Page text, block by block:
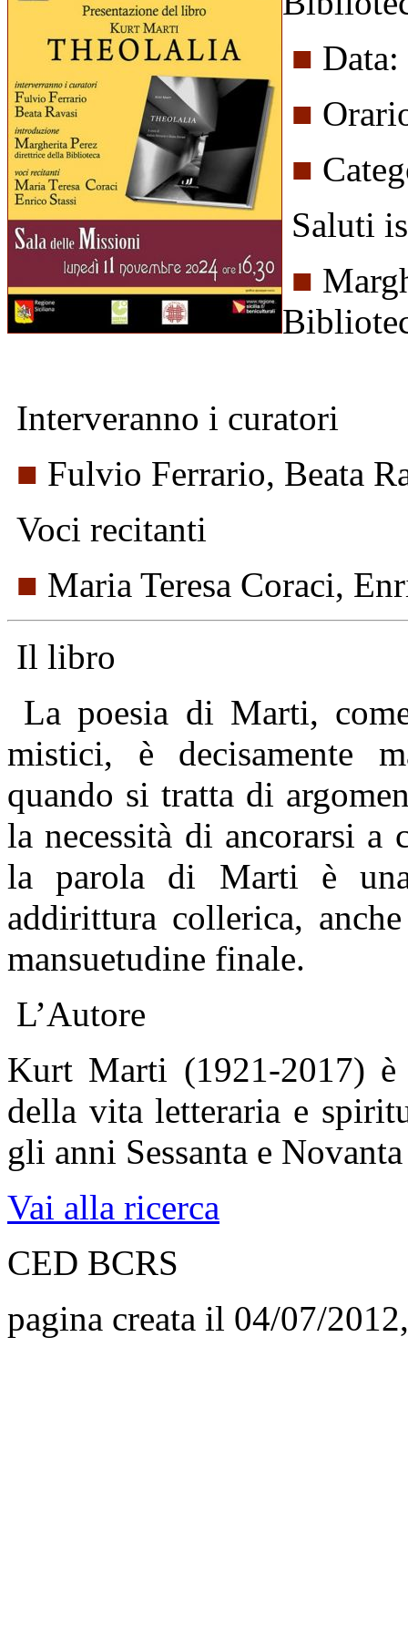
■
■
■
Saluti
■
Interveranno i curatori
■ Fulvio Ferrario, Beata
Voci recitanti
■ Maria Teresa Coraci,
Il libro
La poesia di Marti,
mistici, è decisamente
quando si tratta di
la necessità di ancorarsi a
la parola di Marti è
addirittura collerica,
mansuetudine finale.
L’Autore
Kurt Marti (1921-2017) è
della vita letteraria e
gli anni Sessanta e
Vai alla ricerca
CED BCRS
pagina creata il 04/07/